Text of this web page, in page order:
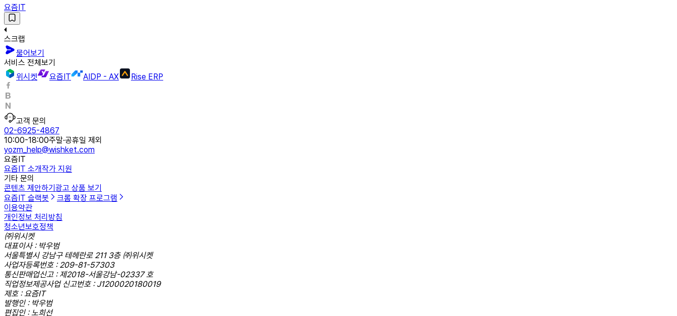
요즘IT
스크랩
물어보기
서비스 전체보기
위시켓
요즘IT AIDP - AX Rise ERP
고객 문의
02-6925-4867
10:00-18:00주말·공휴일 제외
yozm_help@wishket.com
요즘IT
요즘IT 소개작가 지원
기타 문의
콘텐츠 제안하기 광고 상품 보기
요즘IT 슬랙봇
크롬 확장 프로그램
이용약관
개인정보 처리방침
청소년보호정책
㈜위시켓
대표이사 : 박우범
서울특별시 강남구 테헤란로 211 3층 ㈜위시켓
사업자등록번호 : 209-81-57303
통신판매업신고 : 제2018-서울강남-02337 호
직업정보제공사업 신고번호 : J1200020180019
제호 : 요즘IT
발행인 : 박우범
편집인 : 노희선